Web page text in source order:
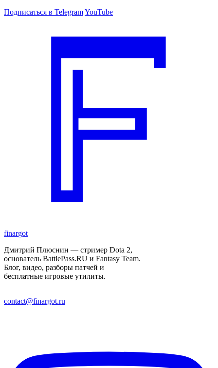
Подписаться в TelegramYouTube
finargot
Дмитрий Плюснин — стример Dota 2,
основатель BattlePass.RU и Fantasy Team.
Блог, видео, разборы патчей и
бесплатные игровые утилиты.
contact@finargot.ru